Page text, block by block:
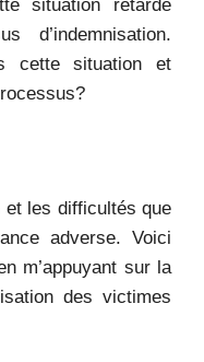
situation retarde
d’indemnisation.
cette situation et
les difficultés que
adverse. Voici
m’appuyant sur la
des victimes